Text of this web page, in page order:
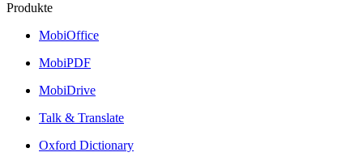
Produkte
MobiOffice
MobiPDF
MobiDrive
Talk & Translate
Oxford Dictionary